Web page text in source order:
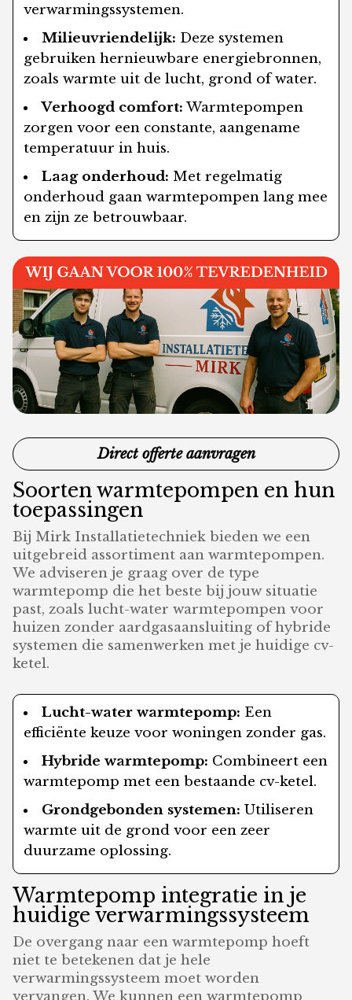
verwarmingssystemen.
Milieuvriendelijk: Deze systemen
gebruiken hernieuwbare energiebronnen,
zoals warmte uit de lucht, grond of water.
Verhoogd comfort: Warmtepompen
zorgen voor een constante, aangename
temperatuur in huis.
Laag onderhoud: Met regelmatig
onderhoud gaan warmtepompen lang mee
en zijn ze betrouwbaar.
Direct offerte aanvragen
Soorten warmtepompen en hun
toepassingen
Bij Mirk Installatietechniek bieden we een
uitgebreid assortiment aan warmtepompen.
We adviseren je graag over de type
warmtepomp die het beste bij jouw situatie
past, zoals lucht-water warmtepompen voor
huizen zonder aardgasaansluiting of hybride
systemen die samenwerken met je huidige cv-
ketel.
Lucht-water warmtepomp: Een
efficiënte keuze voor woningen zonder gas.
Hybride warmtepomp: Combineert een
warmtepomp met een bestaande cv-ketel.
Grondgebonden systemen: Utiliseren
warmte uit de grond voor een zeer
duurzame oplossing.
Warmtepomp integratie in je
huidige verwarmingssysteem
De overgang naar een warmtepomp hoeft
niet te betekenen dat je hele
verwarmingssysteem moet worden